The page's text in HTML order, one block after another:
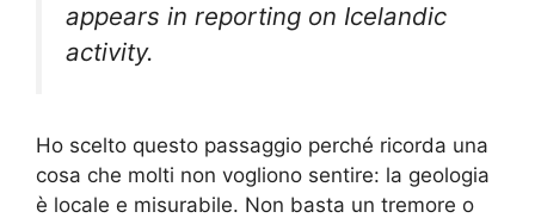
appears in reporting on Icelandic
activity.
Ho scelto questo passaggio perché ricorda una
cosa che molti non vogliono sentire: la geologia
è locale e misurabile. Non basta un tremore o